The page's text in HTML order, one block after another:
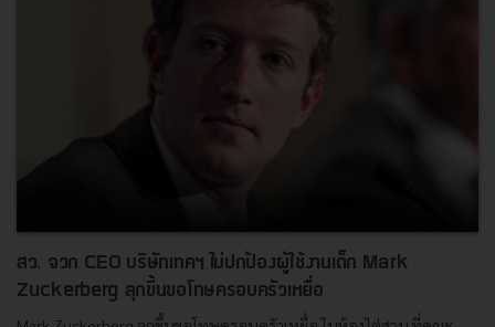
สว. จวก CEO บริษัทเทคฯ ไม่ปกป้องผู้ใช้งานเด็ก Mark
Zuckerberg ลุกขึ้นขอโทษครอบครัวเหยื่อ